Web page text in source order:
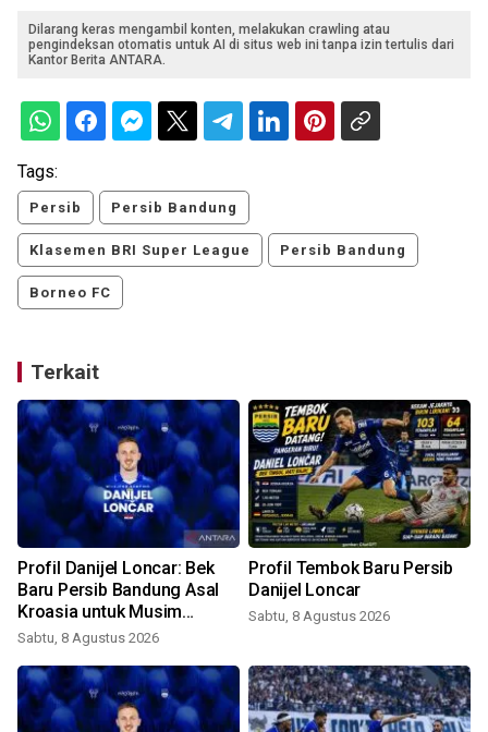
Dilarang keras mengambil konten, melakukan crawling atau
pengindeksan otomatis untuk AI di situs web ini tanpa izin tertulis dari
Kantor Berita ANTARA.
Tags:
Persib Persib Bandung
Klasemen BRI Super League Persib Bandung
Borneo FC
Terkait
Profil Danijel Loncar: Bek
Baru Persib Bandung Asal
Kroasia untuk Musim
2026/2027
Sabtu, 8 Agustus 2026
Profil Tembok Baru Persib
Danijel Loncar
Sabtu, 8 Agustus 2026